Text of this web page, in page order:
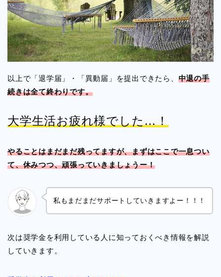
以上で「退学届」・「異動届」を提出できたら、 中退の手
続きは全て終わりです。
大学生活お疲れ様でした…！
やることはまだまだ残ってますが、まずはここで一息つい
て、休みつつ、頑張っていきましょうー！
私もまだまだサポートしていきますよー！！！
次は奨学金を利用している人に知っておくべき情報を解説
していきます。